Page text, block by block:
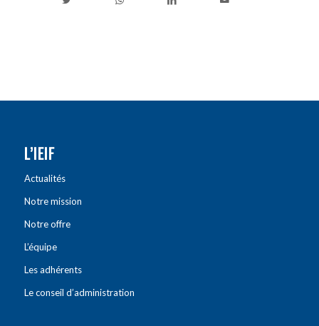
L’IEIF
Actualités
Notre mission
Notre offre
L’équipe
Les adhérents
Le conseil d’administration